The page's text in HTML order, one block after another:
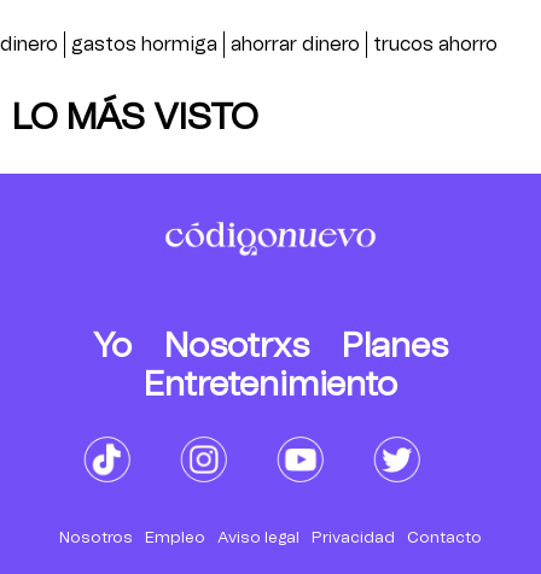
dinero gastos hormiga ahorrar dinero trucos ahorro
LO MÁS VISTO
Yo Nosotrxs
Planes
Entretenimiento
Nosotros Empleo Aviso legal Privacidad Contacto